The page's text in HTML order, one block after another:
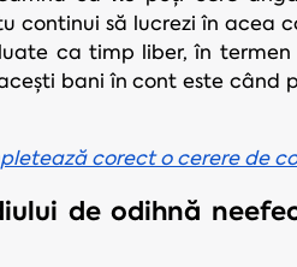
continui să lucrezi în acea
ca timp liber, în termen
bani în cont este când
corect o cerere de
de odihnă